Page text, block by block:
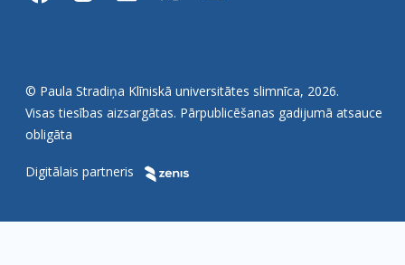
© Paula Stradiņa Klīniskā universitātes slimnīca, 2026.
Visas tiesības aizsargātas. Pārpublicēšanas gadijumā atsauce
obligāta
Digitālais partneris